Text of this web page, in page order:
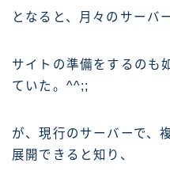
となると、月々のサーバ
サイトの準備をするのも
ていた。^^;;
が、現行のサーバーで、
展開できると知り、